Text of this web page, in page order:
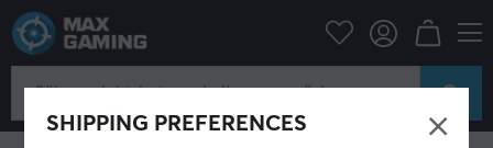
SHIPPING PREFERENCES
Datortillbehör
Datakablar & Adaptrar
Bildkabel Ljudkabel Högtalarkablar